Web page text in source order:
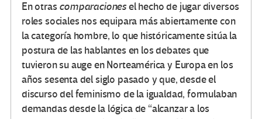
En otras comparacionesel hecho de jugar diversos
roles sociales nos equipara más abiertamente con
la categoría hombre, lo que históricamente sitúa la
postura de las hablantes en los debates que
tuvieron su auge en Norteamérica y Europa en los
años sesenta del siglo pasado y que, desde el
discurso del feminismo de la igualdad, formulaban
demandas desde la lógica de “alcanzar a los